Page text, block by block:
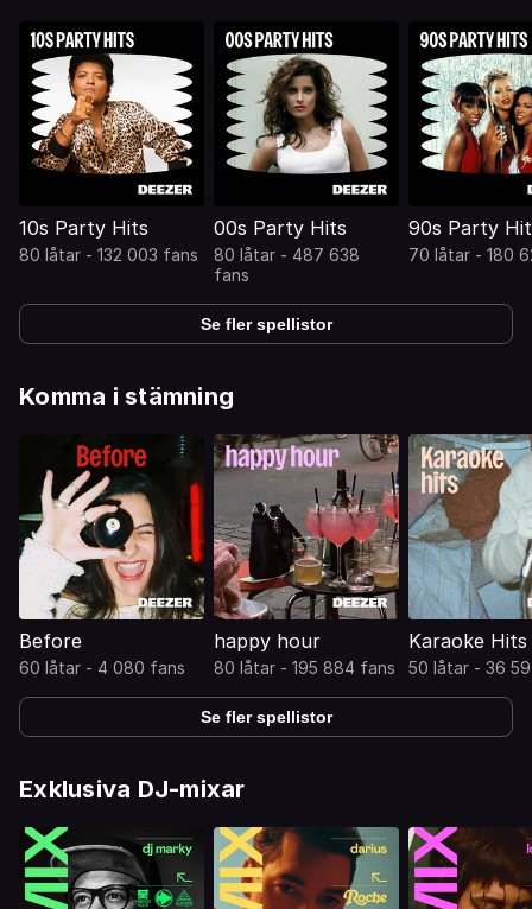
10s Party Hits
80 låtar - 132 003 fans
00s Party Hits
80 låtar - 487 638
fans
90s Party
70 låtar - 180
Se fler spellistor
Komma i stämning
Before
60 låtar - 4 080 fans
happy hour
80 låtar - 195 884 fans
Karaoke Hits
50 låtar - 36
Se fler spellistor
Exklusiva DJ-mixar